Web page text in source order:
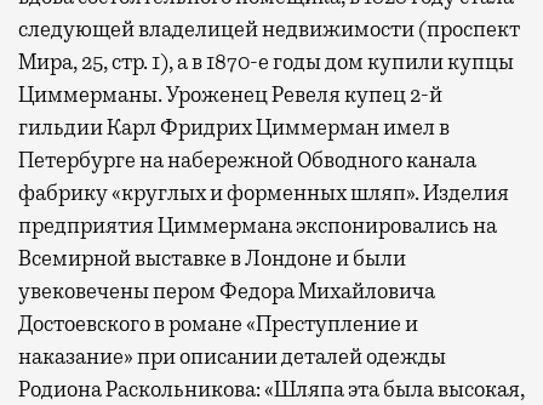
следующей владелицей недвижимости (проспект
Мира, 25, стр. 1), а в 1870-е годы дом купили купцы
Циммерманы. Уроженец Ревеля купец 2-й
гильдии Карл Фридрих Циммерман имел в
Петербурге на набережной Обводного канала
фабрику «круглых и форменных шляп». Изделия
предприятия Циммермана экспонировались на
Всемирной выставке в Лондоне и были
увековечены пером Федора Михайловича
Достоевского в романе «Преступление и
наказание» при описании деталей одежды
Родиона Раскольникова: «Шляпа эта была высокая,